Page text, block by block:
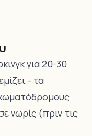
για 20-30
- τα
νωρίς (πριν τις